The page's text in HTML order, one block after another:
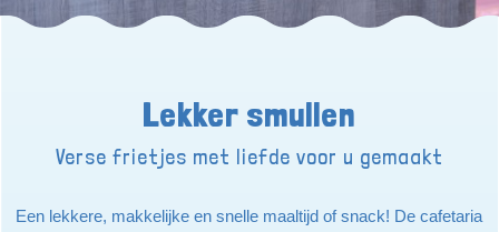
Lekker smullen
Verse frietjes met liefde voor u gemaakt
Een lekkere, makkelijke en snelle maaltijd of snack! De cafetaria